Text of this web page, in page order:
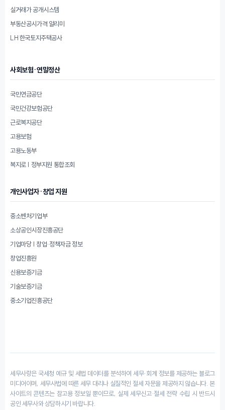
실거래가 공개시스템
부동산공시가격 알리미
LH 한국토지주택공사
사회보험·연말정산
국민연금공단
국민건강보험공단
근로복지공단
고용보험
고용노동부
복지로 | 정부지원 통합조회
개인사업자·창업 지원
중소벤처기업부
소상공인시장진흥공단
기업마당 | 창업·정책자금 정보
창업진흥원
신용보증기금
기술보증기금
중소기업진흥공단
세무사랑은 국세청 예규 및 세법 데이터를 분석하여 세무·회계 정보를 제공하는 블로그
미디어이며, 세무사법에 따른 세무 대리나 실질적인 절세 자문을 제공하지 않습니다. 본
사이트의 콘텐츠는 참고용 정보일 뿐이므로, 실제 세무신고·절세 전략 수립 시 반드시
공인 세무사와 상담하시기 바랍니다.